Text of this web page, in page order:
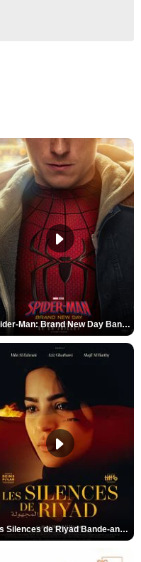
Spider-Man: Brand New Day Bande-annonce VO STFR
Les Silences de Riyad Bande-annonce VO STFR